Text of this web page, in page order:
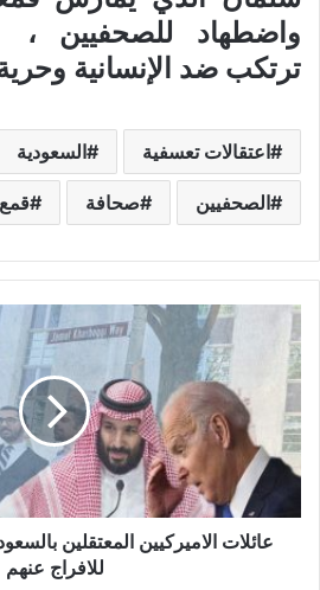
واضطهاد للصحفيين ،
ترتكب ضد الإنسانية وحرية
اعتقالات تعسفية السعودية
الصحفيين صحافة قمع
عائلات الاميركيين المعتقلين
للافراج عنهم